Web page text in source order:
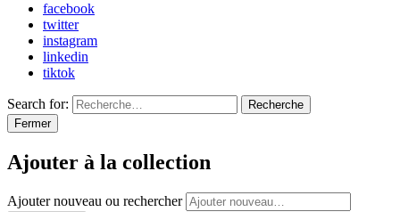
facebook
twitter
instagram
linkedin
tiktok
Search for:
Recherche
Fermer
Ajouter à la collection
Ajouter nouveau ou rechercher